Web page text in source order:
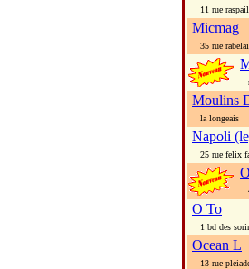
11 rue raspail
Micmag
35 rue
Moulins
la longeais
Napoli
25 rue felix
O To
1 bd des
Ocean L
13 rue